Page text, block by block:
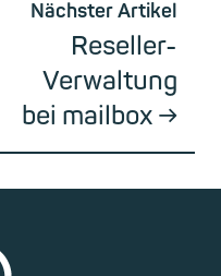
Nächster Artikel
Reseller-
Verwaltung
bei mailbox